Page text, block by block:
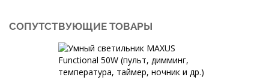
СОПУТСТВУЮЩИЕ ТОВАРЫ